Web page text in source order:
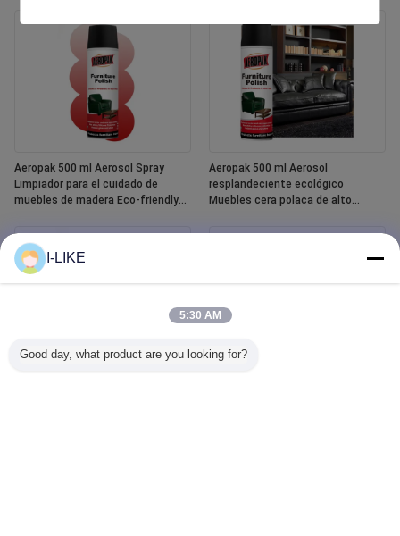
Aeropak 500 ml Aerosol Spray
Limpiador para el cuidado de
muebles de madera Eco-friendly
Essential Oil Polish para madera
Aeropak 500 ml Aerosol
resplandeciente ecológico
Muebles cera polaca de alto
Protección contra grietas y
I-LIKE
5:30 AM
Good day, what product are you looking for?